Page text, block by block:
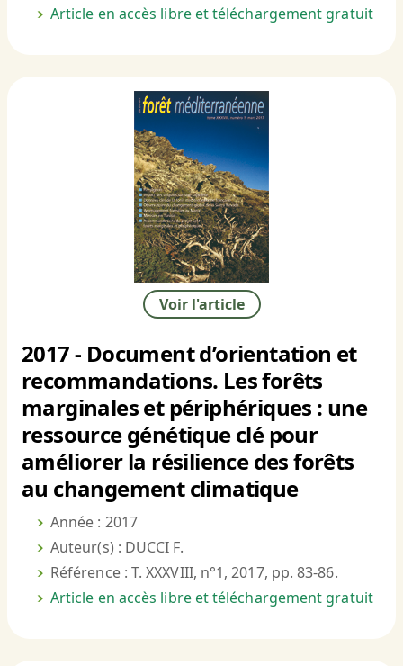
Article en accès libre et téléchargement gratuit
Voir l'article
2017 - Document d’orientation et
recommandations. Les forêts
marginales et périphériques : une
ressource génétique clé pour
améliorer la résilience des forêts
au changement climatique
Année : 2017
Auteur(s) : DUCCI F.
Référence : T. XXXVIII, n°1, 2017, pp. 83-86.
Article en accès libre et téléchargement gratuit